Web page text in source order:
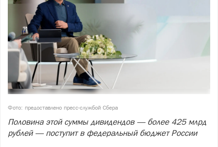
Фото: предоставлено пресс-службой Сбера
Половина этой суммы дивидендов — более 425 млрд
рублей — поступит в федеральный бюджет России